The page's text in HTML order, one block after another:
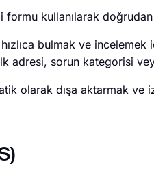
formu kullanılarak doğrudan
bulmak ve incelemek
adresi, sorun kategorisi
olarak dışa aktarmak ve